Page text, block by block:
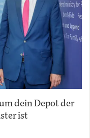
dein Depot der
ist